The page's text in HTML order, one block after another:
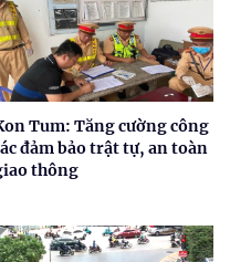
Tum: Tăng cường công
đảm bảo trật tự, an toàn
thông